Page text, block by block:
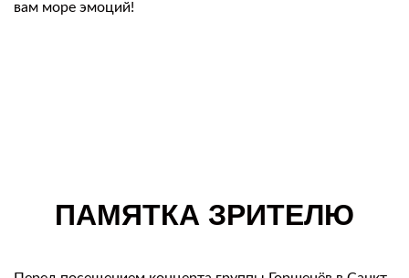
вам море эмоций!
ПАМЯТКА ЗРИТЕЛЮ